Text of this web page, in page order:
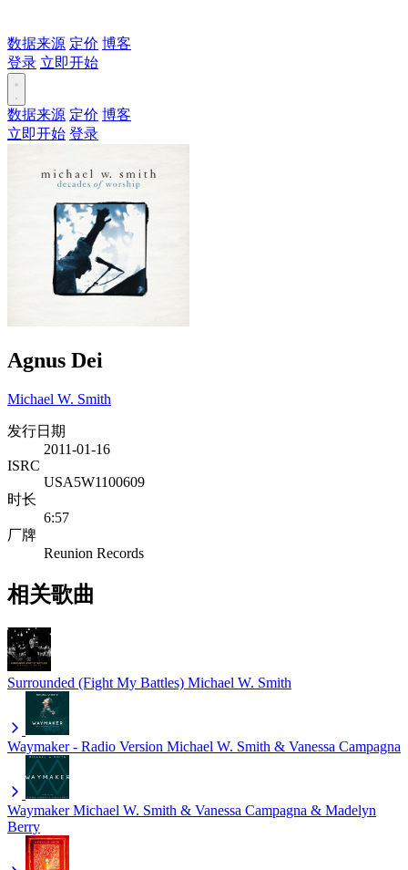
数据来源 定价 博客
登录 立即开始
数据来源 定价 博客
立即开始 登录
Agnus Dei
Michael W. Smith
发行日期
2011-01-16
ISRC
USA5W1100609
时长
6:57
厂牌
Reunion Records
相关歌曲
Surrounded (Fight My Battles) Michael W. Smith
Waymaker - Radio Version Michael W. Smith & Vanessa Campagna
Waymaker Michael W. Smith & Vanessa Campagna & Madelyn
Berry